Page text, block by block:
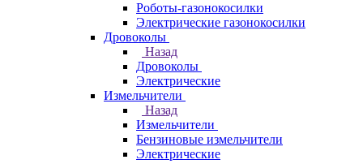
Роботы-газонокосилки
Электрические газонокосилки
Дровоколы
Назад
Дровоколы
Электрические
Измельчители
Назад
Измельчители
Бензиновые измельчители
Электрические